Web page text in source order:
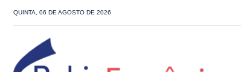
QUINTA, 06 DE AGOSTO DE 2026